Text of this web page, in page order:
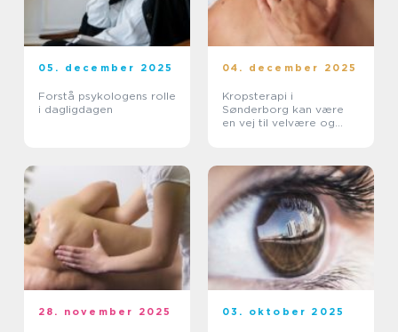
05. december 2025
Forstå psykologens rolle
i dagligdagen
04. december 2025
Kropsterapi i
Sønderborg kan være
en vej til velvære og
28. november 2025 03. oktober 2025